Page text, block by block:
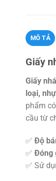
MÔ TẢ
Giấy
Giấy
loại,
phẩm
cầu từ
✅ Độ
✅ Đóng
✅ Sử